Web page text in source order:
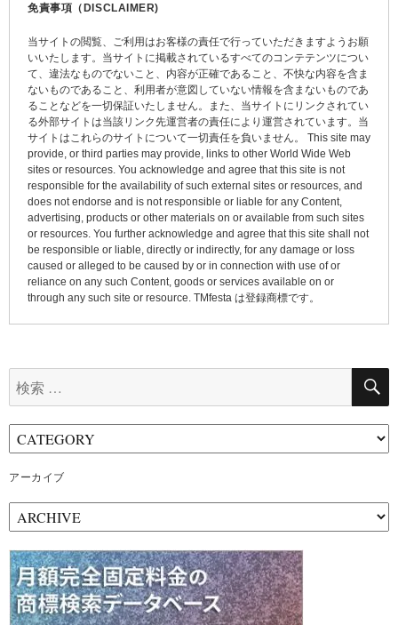
免責事項（DISCLAIMER)
当サイトの閲覧、ご利用はお客様の責任で行っていただきますようお願
いいたします。当サイトに掲載されているすべてのコンテテンツについ
て、違法なものでないこと、内容が正確であること、不快な内容を含ま
ないものであること、利用者が意図していない情報を含まないものであ
ることなどを一切保証いたしません。また、当サイトにリンクされてい
る外部サイトは当該リンク先運営者の責任により運営されています。当
サイトはこれらのサイトについて一切責任を負いません。 This site may
provide, or third parties may provide, links to other World Wide Web
sites or resources. You acknowledge and agree that this site is not
responsible for the availability of such external sites or resources, and
does not endorse and is not responsible or liable for any Content,
advertising, products or other materials on or available from such sites
or resources. You further acknowledge and agree that this site shall not
be responsible or liable, directly or indirectly, for any damage or loss
caused or alleged to be caused by or in connection with use of or
reliance on any such Content, goods or services available on or
through any such site or resource. TMfesta は登録商標です。
索:
アーカイブ
ー
カ
イ
ブ